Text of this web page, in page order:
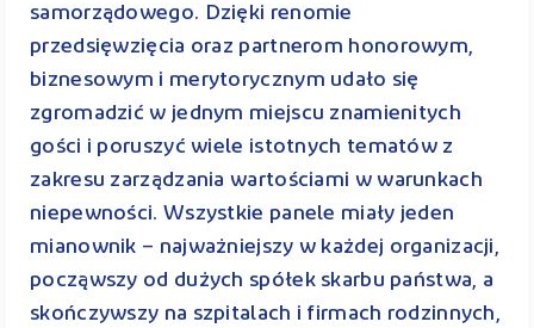
samorządowego. Dzięki renomie
przedsięwzięcia oraz partnerom honorowym,
biznesowym i merytorycznym udało się
zgromadzić w jednym miejscu znamienitych
gości i poruszyć wiele istotnych tematów z
zakresu zarządzania wartościami w warunkach
niepewności. Wszystkie panele miały jeden
mianownik – najważniejszy w każdej organizacji,
począwszy od dużych spółek skarbu państwa, a
skończywszy na szpitalach i firmach rodzinnych,